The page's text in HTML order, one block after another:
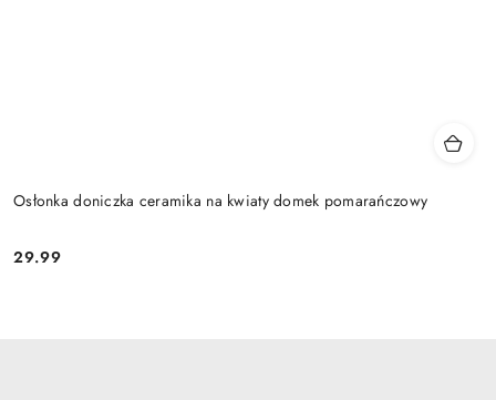
Osłonka doniczka ceramika na kwiaty domek pomarańczowy
Cena:
29.99